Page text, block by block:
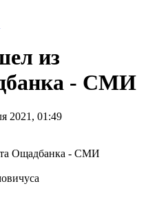
из
- СМИ
2021, 01:49